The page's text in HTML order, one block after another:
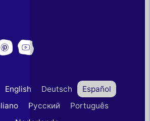
English Deutsch
Español
Русский
Português